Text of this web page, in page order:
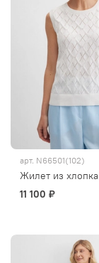
арт. N66501(102)
Жилет из хлопка
11 100 ₽